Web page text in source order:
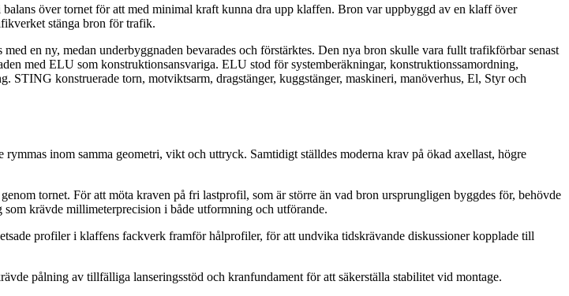
över tornet för att med minimal kraft kunna dra upp klaffen. Bron var uppbyggd av en klaff över
stänga bron för trafik.
en ny, medan underbyggnaden bevarades och förstärktes. Den nya bron skulle vara fullt trafikförbar senast
med ELU som konstruktionsansvariga. ELU stod för systemberäkningar, konstruktionssamordning,
konstruerade torn, motviktsarm, dragstänger, kuggstänger, maskineri, manöverhus, El, Styr och
inom samma geometri, vikt och uttryck. Samtidigt ställdes moderna krav på ökad axellast, högre
tornet. För att möta kraven på fri lastprofil, som är större än vad bron ursprungligen byggdes för, behövde
krävde millimeterprecision i både utformning och utförande.
profiler i klaffens fackverk framför hålprofiler, för att undvika tidskrävande diskussioner kopplade till
pålning av tillfälliga lanseringsstöd och kranfundament för att säkerställa stabilitet vid montage.